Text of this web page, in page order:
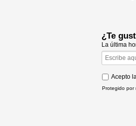
¿Te
La última
Acepto
Protegido por